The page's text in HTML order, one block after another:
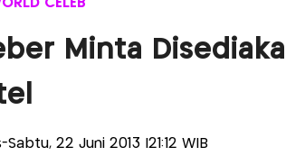
CELEB
Minta
Sabtu, 22 Juni 2013 |21:12 WIB